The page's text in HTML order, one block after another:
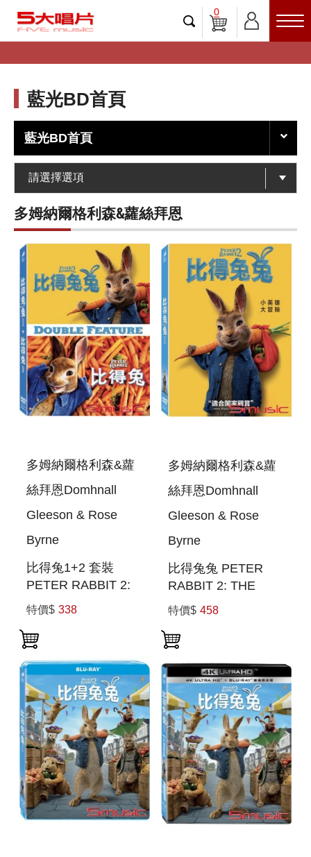
0
藍光BD首頁
藍光BD首頁
多姆納爾格利森&蘿絲拜恩
多姆納爾格利森&蘿
絲拜恩Domhnall
Gleeson & Rose
Byrne
比得兔1+2 套裝
PETER RABBIT 2:
FILM COLLECTION
特價$ 338
多姆納爾格利森&蘿
絲拜恩Domhnall
Gleeson & Rose
Byrne
比得兔兔 PETER
RABBIT 2: THE
RUNAWAY
特價$ 458